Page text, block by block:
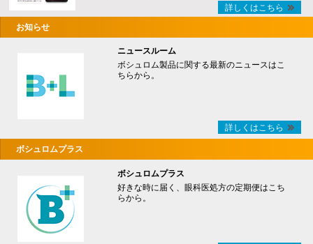
詳しくはこちら
お知らせ
ニュースルーム
ボシュロム製品に関する最新のニュースはこ
ちらから。
詳しくはこちら
ボシュロムプラス
ボシュロムプラス
好きな時に届く、眼科医処方の定期便はこち
らから。